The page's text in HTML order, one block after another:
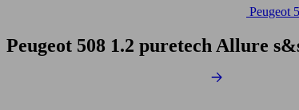
Peugeot
Peugeot 508 1.2 puretech Allure